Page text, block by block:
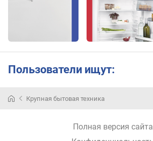
г
л
Пользователи ищут:
Крупная бытовая техника
Полная версия сайта